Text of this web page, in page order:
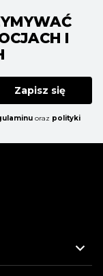
I
Zapisz się
oraz polityki